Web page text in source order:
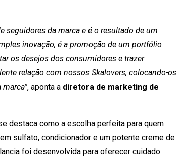
seguidores da marca e é o resultado de um
inovação, é a promoção de um portfólio
os desejos dos consumidores e trazer
relação com nossos Skalovers, colocando-os
, aponta a diretora de marketing de
destaca como a escolha perfeita para quem
sulfato, condicionador e um potente creme de
foi desenvolvida para oferecer cuidado